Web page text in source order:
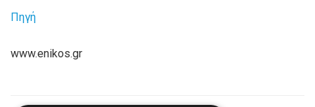
Πηγή
www.enikos.gr